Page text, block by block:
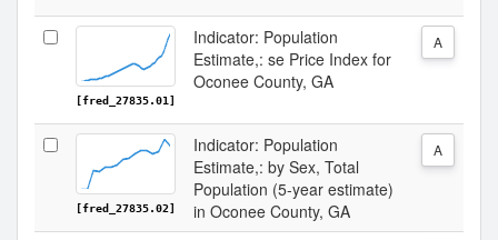
[fred_27835.01]
Indicator: Population
Estimate,: se Price Index for
Oconee County, GA
A
[fred_27835.02]
Indicator: Population
Estimate,: by Sex, Total
Population (5-year estimate)
in Oconee County, GA
A